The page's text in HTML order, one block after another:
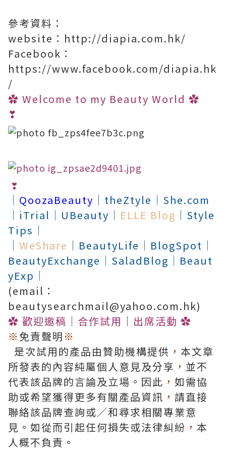
參考資料：
website：http://diapia.com.hk/
Facebook：
https://www.facebook.com/diapia.hk
/
✿ Welcome to my Beauty World ✿
❣
❣
│ QoozaBeauty │ theZtyle │ She.com
│ iTrial │ UBeauty │ ELLE Blog │ Style
Tips │
│ WeShare │ BeautyLife │ BlogSpot │
BeautyExchange │ SaladBlog │ Beaut
yExp │
(email：
beautysearchmail@yahoo.com.hk)
✿ 歡迎邀稿 │ 合作試用 │ 出席活動 ✿
※免責聲明※
是次試用的產品由贊助機構提供 ， 本文章
所發表的內容純屬個人意見及分享 ， 並不
代表該品牌的言論及立場。因此 ， 如需協
助或希望獲得更多有關產品資訊 ， 請直接
聯絡該品牌查詢或∕和尋求相關專業意
見。如從而引起任何損失或法律糾紛 ， 本
人概不負責。